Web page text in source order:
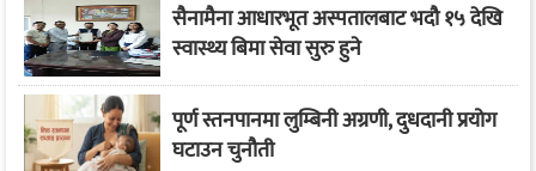
सैनामैना आधारभूत अस्पतालबाट भदौ १५ देखि
स्वास्थ्य बिमा सेवा सुरु हुने
पूर्ण स्तनपानमा लुम्बिनी अग्रणी, दुधदानी प्रयोग
घटाउन चुनौती